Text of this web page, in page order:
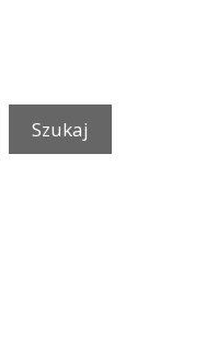
Szukaj